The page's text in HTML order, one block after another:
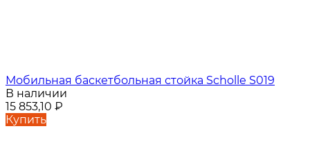
Мобильная баскетбольная стойка Scholle S019
В наличии
15 853,10 ₽
Купить